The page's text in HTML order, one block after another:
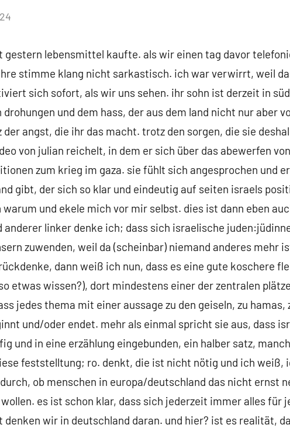
lebensmittel kaufte. als wir einen tag davor
stimme klang nicht sarkastisch. ich war verwirrt, weil
sich sofort, als wir uns sehen. ihr sohn ist derzeit in
und dem hass, der aus dem land nicht nur aber
angst, die ihr das macht. trotz den sorgen, die sie
von julian reichelt, in dem er sich über das abewerfen
zum krieg im gaza. sie fühlt sich angesprochen und
gibt, der sich so klar und eindeutig auf seiten israels
und ekele mich vor mir selbst. dies ist dann eben
linker denke ich; dass sich israelische
zuwenden, weil da (scheinbar) niemand anderes mehr
dann weiß ich nun, dass es eine gute koschere
etwas wissen?), dort mindestens einer der zentralen
jedes thema mit einer aussage zu den geiseln, zu hamas,
und/oder endet. mehr als einmal spricht sie aus, dass
und in eine erzählung eingebunden, ein halber satz,
feststelltung; ro. denkt, die ist nicht nötig und ich weiß,
ob menschen in europa/deutschland das nicht ernst
es ist schon klar, dass sich jederzeit immer alles für
denken wir in deutschland daran. und hier? ist es realität,